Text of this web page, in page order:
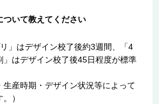
ついて教えてください
」はデザイン校了後約3週間、「4
」はデザイン校了後45日程度が標準
生産時期・デザイン状況等によって
）